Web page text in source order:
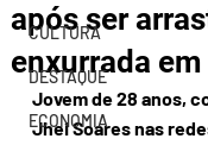
CULTURA
DESTAQUE
ECONOMIA
após ser
enxurrada
Jovem de 28 anos,
Jhei Soares nas